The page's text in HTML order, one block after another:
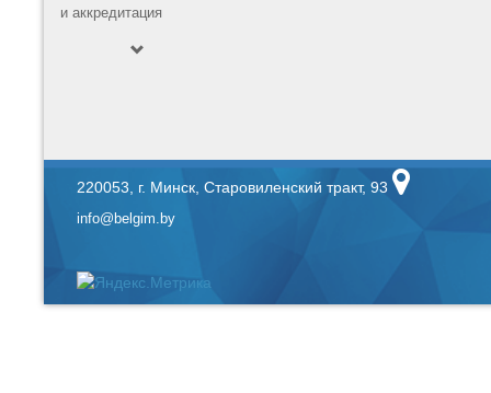
и аккредитация
220053, г. Минск, Старовиленский тракт, 93
info@belgim.by